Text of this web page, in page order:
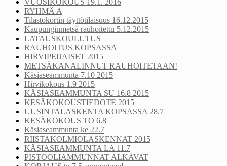
RYHMÄ A
Tilastokortin täyttötilaisuus 16.12.2015
Kaupunginmetsä rauhoitettu 5.12.2015
LATAUSKOULUTUS
RAUHOITUS KOPSASSA
HIRVIPEIJAISET 2015
METSÄKANALINNUT RAUHOITETAAN!
Käsiaseammunta 7.10 2015
Hirvikokous 1.9 2015
KÄSIASEAMMUNTA SU 16.8 2015
KESÄKOKOUSTIEDOTE 2015
UUSINTALASKENTA KOPSASSA 28.7
KESÄKOKOUS TO 6.8
Käsiaseammunta ke 22.7
RIISTAKOLMIOLASKENNAT 2015
KÄSIASEAMMUNTA LA 11.7
PISTOOLIAMMUNNAT ALKAVAT